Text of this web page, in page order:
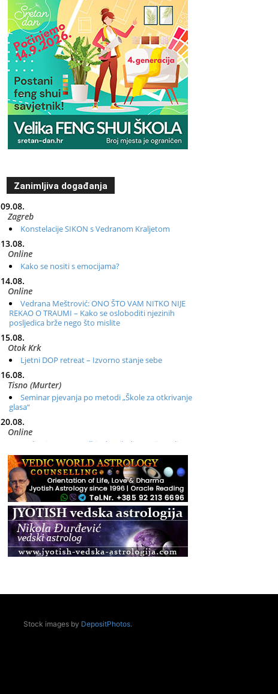
Zanimljiva događanja
09.08.
Zagreb
Konstelacije SIKON s Vedranom Kraljetom
13.08.
Online
Kako se nositi s emocijama?
14.08.
Online
Vedrana Meštrović: ONO ŠTO VAM NITKO NIJE
REKAO O TRAUMI – Kako se osloboditi njezinih
posljedica brže nego što mislite
15.08.
Otok Krk
Ljetni DOP retreat – Izvorno stanje sebe
16.08.
Tisno (Murter)
Seminar pjevanja po metodi „Škole za otkrivanje
glasa“
20.08.
Online
Radionica: Pomagači iz drugih dimenzija Online –
otvoreno za sve
21.08.
Zagreb+Online
Osnovni ThetaHealing® tečaj, Zagreb i Online
22.08.
Zagreb
Osnovna radionica za izscjeljivanje pranom (Basic
Pranic Healing course)
Pula
ZagrebStock images by DepositPhotos.